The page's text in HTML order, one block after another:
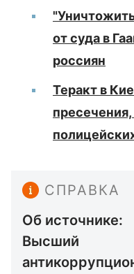
от суда в
россиян
Теракт в
СПРАВКА
Об источнике:
Высший